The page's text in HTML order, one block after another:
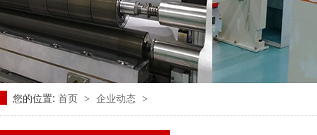
您的位置: 首页 > 企业动态 >